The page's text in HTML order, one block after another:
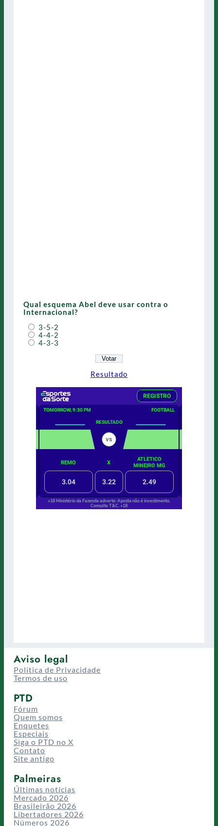
Qual esquema Abel deve usar contra o
Internacional?
3-5-2
4-4-2
4-3-3
Resultado
Aviso legal
Política de Privacidade
Termos de uso
PTD
Fórum
Quem somos
Enquetes
Especiais
Siga o PTD no X
Contato
Site antigo
Palmeiras
Últimas notícias
Mercado 2026
Brasileirão 2026
Libertadores 2026
Números 2026